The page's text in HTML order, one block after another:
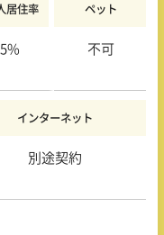
居住率 ペット
不可
インターネット
別途契約